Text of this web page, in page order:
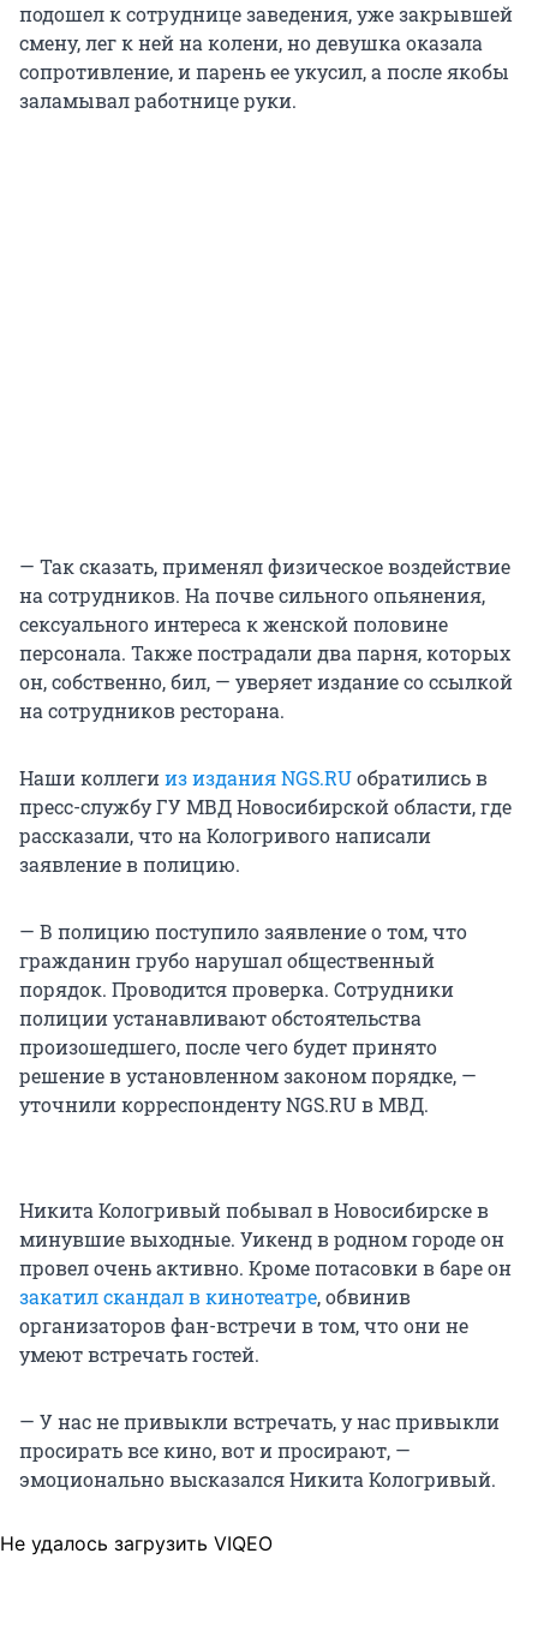
подошел к сотруднице заведения, уже закрывшей
смену, лег к ней на колени, но девушка оказала
сопротивление, и парень ее укусил, а после якобы
заламывал работнице руки.
— Так сказать, применял физическое воздействие
на сотрудников. На почве сильного опьянения,
сексуального интереса к женской половине
персонала. Также пострадали два парня, которых
он, собственно, бил, — уверяет издание со ссылкой
на сотрудников ресторана.
Наши коллегииз издания NGS.RUобратились в
пресс-службу ГУ МВД Новосибирской области, где
рассказали, что на Кологривого написали
заявление в полицию.
— В полицию поступило заявление о том, что
гражданин грубо нарушал общественный
порядок. Проводится проверка. Сотрудники
полиции устанавливают обстоятельства
произошедшего, после чего будет принято
решение в установленном законом порядке, —
уточнили корреспонденту NGS.RU в МВД.
Никита Кологривый побывал в Новосибирске в
минувшие выходные. Уикенд в родном городе он
провел очень активно. Кроме потасовки в баре он
закатил скандал в кинотеатре, обвинив
организаторов фан-встречи в том, что они не
умеют встречать гостей.
— У нас не привыкли встречать, у нас привыкли
просирать все кино, вот и просирают, —
эмоционально высказался Никита Кологривый.
Не удалось загрузить VIQEO